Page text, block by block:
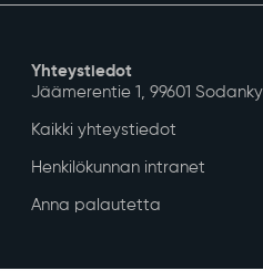
Yhteystiedot
Jäämerentie 1, 99601
Kaikki yhteystiedot
Henkilökunnan intranet
Anna palautetta